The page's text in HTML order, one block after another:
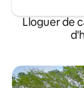
Lloguer de